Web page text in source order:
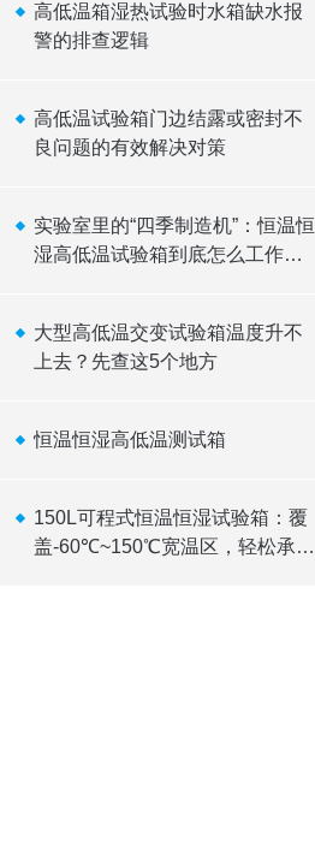
高低温箱湿热试验时水箱缺水报
警的排查逻辑
高低温试验箱门边结露或密封不
良问题的有效解决对策
实验室里的“四季制造机”：恒温恒
湿高低温试验箱到底怎么工作
大型高低温交变试验箱温度升不
上去？先查这5个地方
恒温恒湿高低温测试箱
150L可程式恒温恒湿试验箱：覆
盖-60℃~150℃宽温区，轻松承